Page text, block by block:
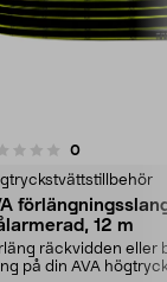
0recensioner
12 m
räckvidden eller
på din AVA